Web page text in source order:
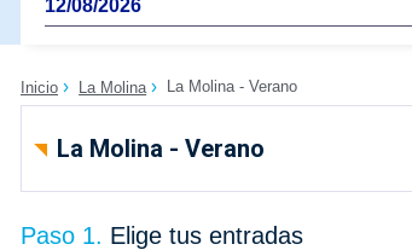
Inicio La Molina La Molina - Verano
La Molina - Verano
Paso 1. Elige tus entradas